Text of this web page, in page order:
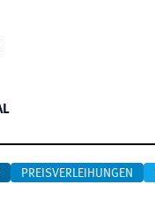
PREISVERLEIHUNGEN